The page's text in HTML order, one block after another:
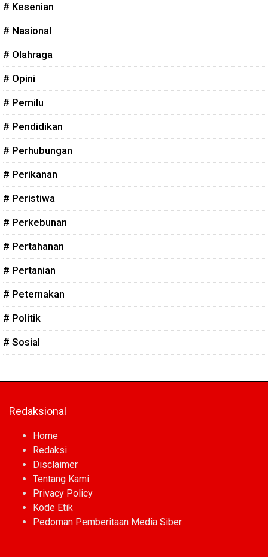
# Kesenian
# Nasional
# Olahraga
# Opini
# Pemilu
# Pendidikan
# Perhubungan
# Perikanan
# Peristiwa
# Perkebunan
# Pertahanan
# Pertanian
# Peternakan
# Politik
# Sosial
Redaksional
Home
Redaksi
Disclaimer
Tentang Kami
Privacy Policy
Kode Etik
Pedoman Pemberitaan Media Siber